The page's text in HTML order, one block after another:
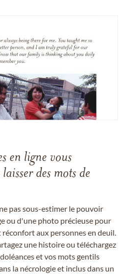
en ligne vous
des mots de
pas sous-estimer le pouvoir
ou d'une photo précieuse pour
aux personnes en deuil.
une histoire ou téléchargez
et vos mots gentils
la nécrologie et inclus dans un